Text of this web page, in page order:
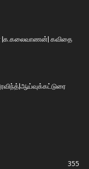
|க.கலைவாணன்| கவிதை
355